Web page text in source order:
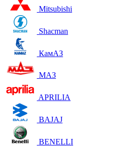
Mitsubishi
Shacman
КамАЗ
МАЗ
APRILIA
BAJAJ
BENELLI